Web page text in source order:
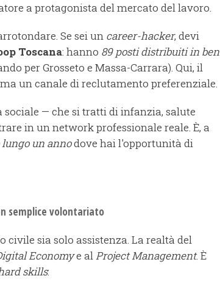
a protagonista del mercato del lavoro.
Se sei un career-hacker, devi
Toscana: hanno 89 posti distribuiti in ben
per Grosseto e Massa-Carrara). Qui, il
un canale di reclutamento preferenziale.
sociale — che si tratti di infanzia, salute
in un network professionale reale. È, a
un annodove hai l'opportunità di
semplice volontariato
civile sia solo assistenza. La realtà del
Economye alProject Management. È
skills: